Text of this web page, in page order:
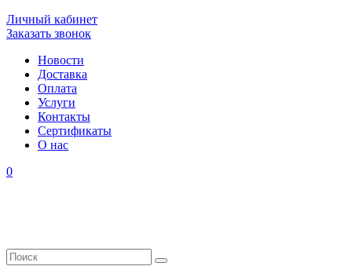
Личный кабинет
Заказать звонок
Новости
Доставка
Оплата
Услуги
Контакты
Cертификаты
О нас
0